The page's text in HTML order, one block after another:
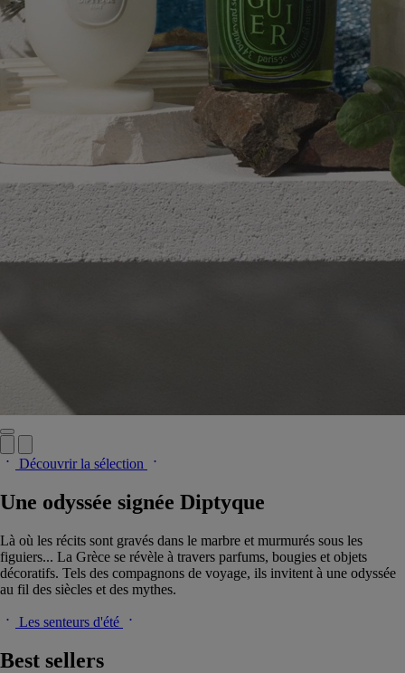
Découvrir la sélection
Une odyssée signée Diptyque
Là où les récits sont gravés dans le marbre et murmurés sous les
figuiers... La Grèce se révèle à travers parfums, bougies et objets
décoratifs. Tels des compagnons de voyage, ils invitent à une odyssée
au fil des siècles et des mythes.
Les senteurs d'été
Best sellers